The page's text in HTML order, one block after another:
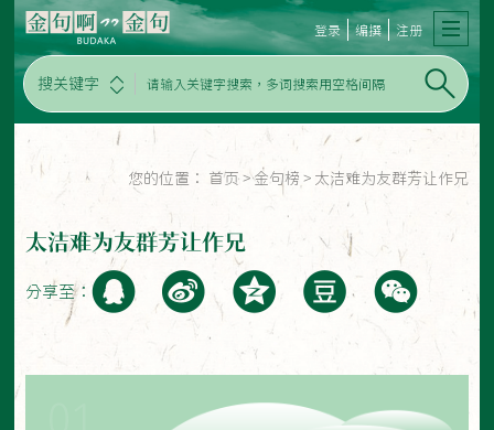
搜关键字
登录 编撰 注册
您的位置： 首页 > 金句榜 > 太洁难为友群芳让作兄
太洁难为友群芳让作兄
分享至：